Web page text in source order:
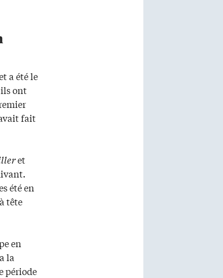
a été le
ont
fait
et
été en
tête
en
la
période